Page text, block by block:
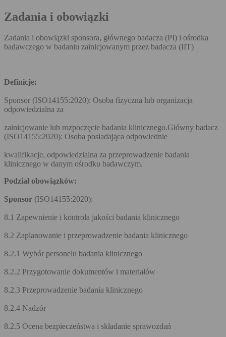
Zadania i obowiązki
Zadania i obowiązki sponsora, głównego badacza (PI) i ośrodka
badawczego w badaniu zainicjowanym przez badacza (IIT)
Definicje:
Sponsor (ISO14155:2020): Osoba fizyczna lub organizacja
odpowiedzialna za
zainicjowanie lub rozpoczęcie badania klinicznego.Główny badacz
(ISO14155:2020): Osoba posiadająca odpowiednie
kwalifikacje, odpowiedzialna za przeprowadzenie badania
klinicznego w danym ośrodku badawczym.
Podział obowiązków:
Sponsor (ISO14155:2020):
8.2 Zaplanowanie i przeprowadzenie badania klinicznego
8.2.1 Wybór personelu badania klinicznego
8.2.2 Przygotowanie dokumentów i materiałów
8.2.3 Przeprowadzenie badania klinicznego
8.2.4 Nadzór
8.2.5 Ocena bezpieczeństwa i składanie sprawozdań